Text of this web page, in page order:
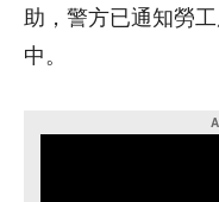
助，警方已通知勞
中。